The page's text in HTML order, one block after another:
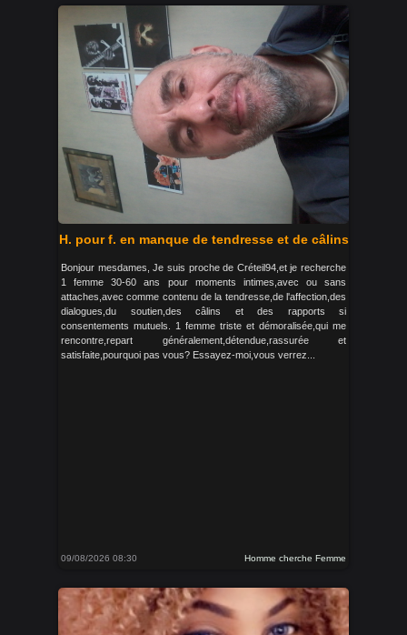
H. pour f. en manque de tendresse et de câlins
Bonjour mesdames, Je suis proche de Créteil94,et je recherche
1 femme 30-60 ans pour moments intimes,avec ou sans
attaches,avec comme contenu de la tendresse,de l'affection,des
dialogues,du soutien,des câlins et des rapports si
consentements mutuels. 1 femme triste et démoralisée,qui me
rencontre,repart généralement,détendue,rassurée et
satisfaite,pourquoi pas vous? Essayez-moi,vous verrez...
09/08/2026 08:30 Homme cherche Femme